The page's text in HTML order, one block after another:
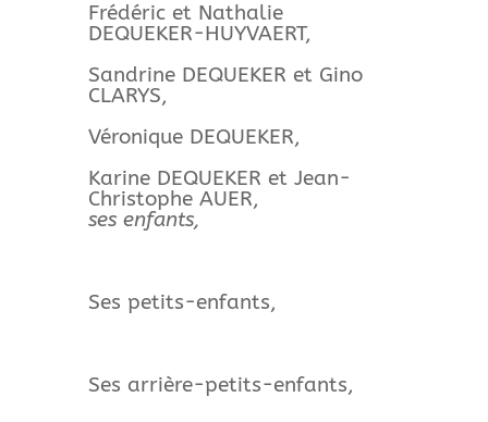
Frédéric et Nathalie
DEQUEKER-HUYVAERT,
Sandrine DEQUEKER et Gino
CLARYS,
Véronique DEQUEKER,
Karine DEQUEKER et Jean-
Christophe AUER,
ses enfants,
Ses petits-enfants,
Ses arrière-petits-enfants,